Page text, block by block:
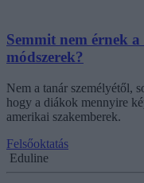
Semmit nem érnek
módszerek?
Nem a tanár személyétől,
hogy a diákok mennyire
amerikai szakemberek.
Felsőoktatás
Eduline